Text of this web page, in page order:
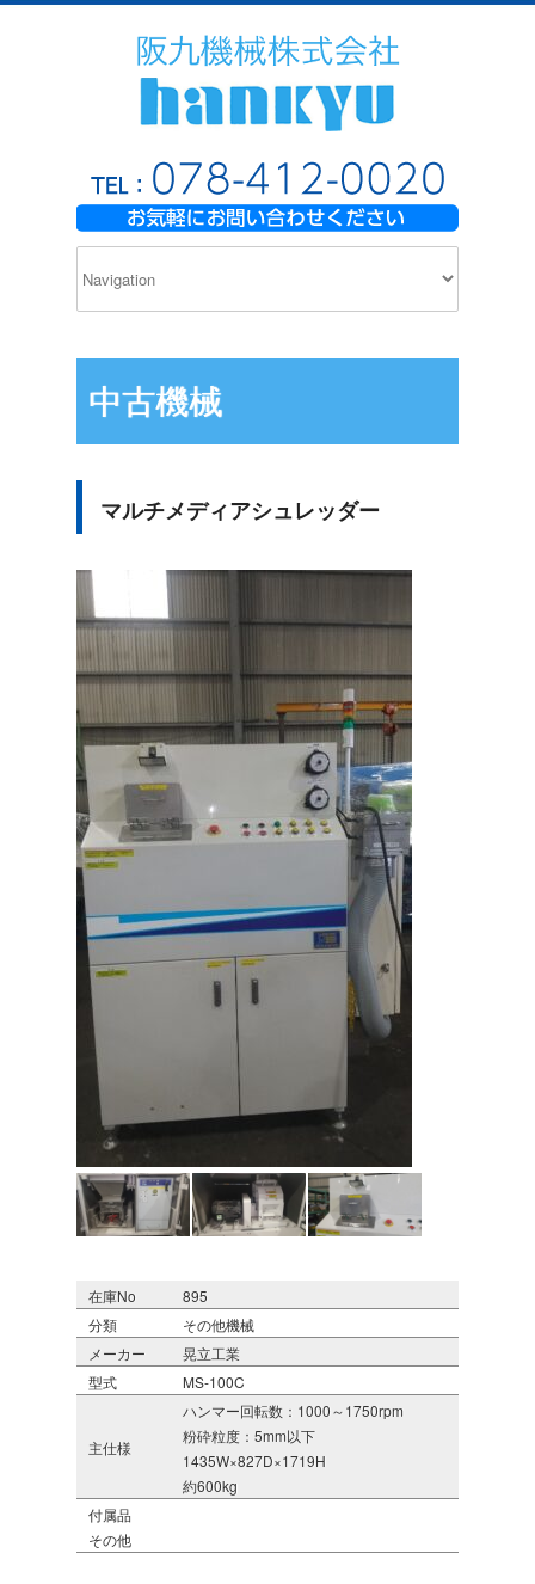
中古機械
マルチメディアシュレッダー
在庫No
895
分類
その他機械
メーカー
晃立工業
型式
MS-100C
主仕様
ハンマー回転数：1000～1750rpm
粉砕粒度：5mm以下
1435W×827D×1719H
約600kg
付属品
その他